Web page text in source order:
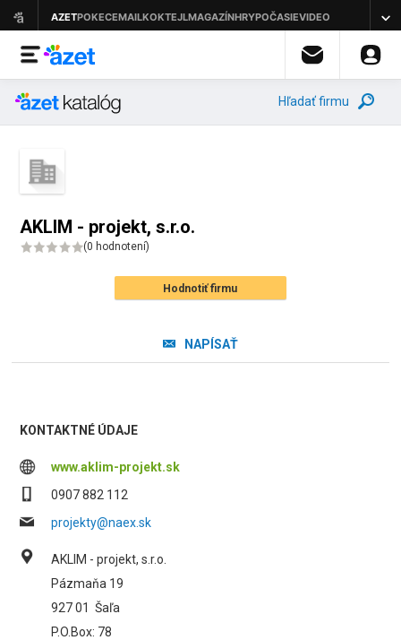
Hľadať firmu
AKLIM - projekt, s.r.o.
(0 hodnotení)
Hodnotiť firmu
NAPÍSAŤ
KONTAKTNÉ ÚDAJE
www.aklim-projekt.sk
0907 882 112
projekty@naex.sk
AKLIM - projekt, s.r.o.
Pázmaňa 19
927 01 Šaľa
P.O.Box: 78